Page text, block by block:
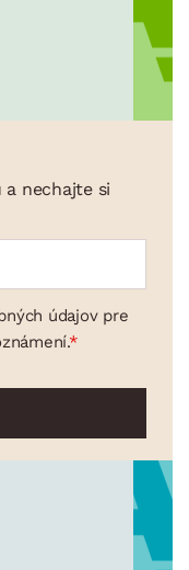
nechajte si
údajov pre